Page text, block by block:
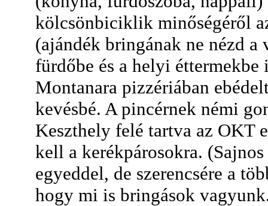
kölcsönbiciklik minőségéről
(ajándék bringának ne nézd
fürdőbe és a helyi
Montanara pizzériában
kevésbé. A pincérnek némi
Keszthely felé tartva az OKT
kell a kerékpárosokra.
egyeddel, de szerencsére a
hogy mi is bringások